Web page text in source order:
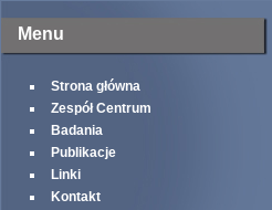
Menu
Strona główna
Zespół Centrum
Badania
Publikacje
Linki
Kontakt